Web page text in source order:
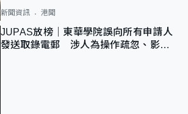
新聞資訊 港聞
JUPAS放榜｜東華學院誤向所有申請人
發送取錄電郵 涉人為操作疏忽、影響